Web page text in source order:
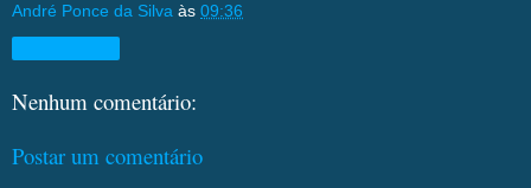
André Ponce da Silva às 09:36
Nenhum comentário:
Postar um comentário